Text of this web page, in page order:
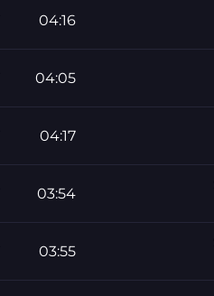
04:16
04:05
04:17
03:54
03:55